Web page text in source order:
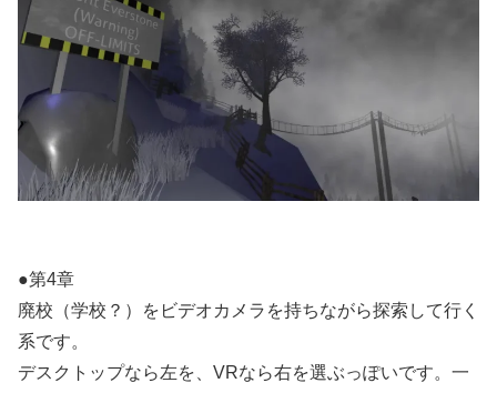
●第4章
廃校（学校？）をビデオカメラを持ちながら探索して行く
系です。
デスクトップなら左を、VRなら右を選ぶっぽいです。一